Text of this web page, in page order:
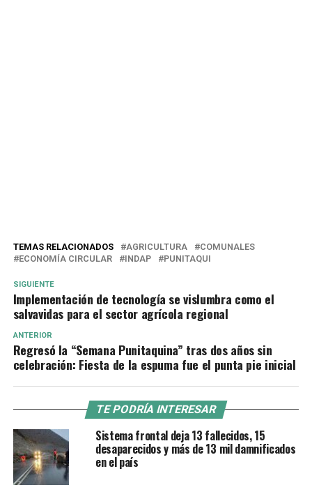
TEMAS RELACIONADOS AGRICULTURA
COMUNALES
ECONOMÍA CIRCULAR
INDAP PUNITAQUI
SIGUIENTE
Implementación de tecnología se vislumbra como el
salvavidas para el sector agrícola regional
ANTERIOR
Regresó la “Semana Punitaquina” tras dos años sin
celebración: Fiesta de la espuma fue el punta pie inicial
TE PODRÍA INTERESAR
Sistema frontal deja 13 fallecidos, 15
desaparecidos y más de 13 mil damnificados
en el país